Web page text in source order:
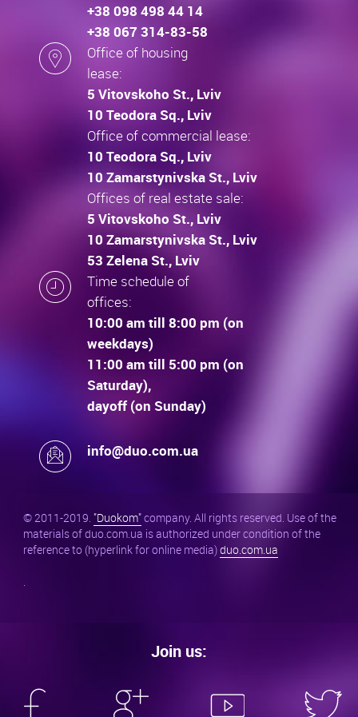
+38 098 498 44 14
+38 067 314-83-58
Office of housing
lease:
5 Vitovskoho St., Lviv
10 Teodora Sq., Lviv
Office of commercial lease:
10 Teodora Sq., Lviv
10 Zamarstynivska St., Lviv
Offices of real estate sale:
5 Vitovskoho St., Lviv
10 Zamarstynivska St., Lviv
53 Zelena St., Lviv
Time schedule of
offices:
10:00 am till 8:00 pm (on
weekdays)
11:00 am till 5:00 pm (on
Saturday),
dayoff (on Sunday)
info@duo.com.ua
© 2011-2019. "Duokom"company. All rights reserved. Use of the
materials of duo.com.ua is authorized under condition of the
reference to (hyperlink for online media)duo.com.ua
.
Join us: